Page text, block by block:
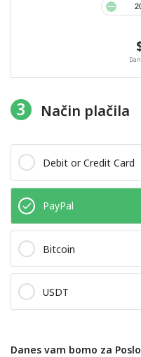
3 Način plačila
Debit or Credit Card
PayPal
Bitcoin
USDT
Danes vam bomo za